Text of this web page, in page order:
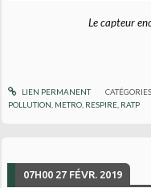
Le capteur
LIEN PERMANENT
POLLUTION METRO RESPIRE RATP
07H00 27 FÉVR. 2019